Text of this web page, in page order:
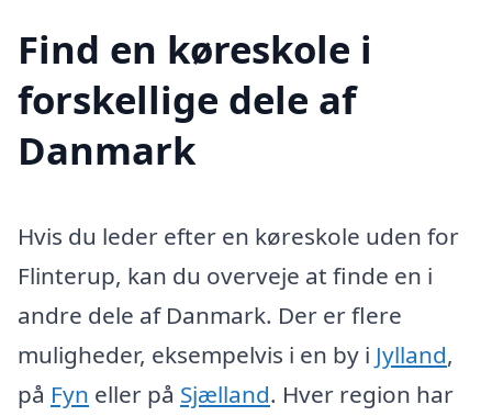
Find en køreskole i
forskellige dele af
Danmark
Hvis du leder efter en køreskole uden for
Flinterup, kan du overveje at finde en i
andre dele af Danmark. Der er flere
muligheder, eksempelvis i en by i Jylland,
på Fyn eller på Sjælland. Hver region har